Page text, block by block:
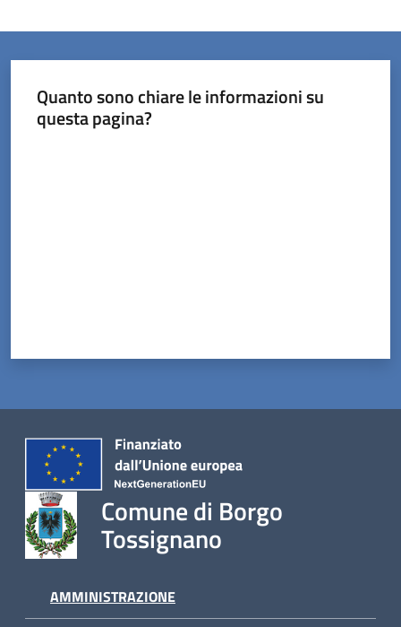
Quanto sono chiare le informazioni su
questa pagina?
Comune di Borgo
Tossignano
AMMINISTRAZIONE